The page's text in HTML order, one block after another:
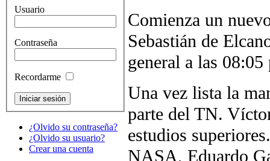
Usuario
Contraseña
Recordarme
¿Olvido su contraseña?
¿Olvido su usuario?
Crear una cuenta
de Elcano" Descripcion del buque.
HISTÓRICOS. ASTILLEROS:
LARRINAGA (CADIZ).... Read
Comienza un
Sebastián de
general a las 08:05
Una vez lista la
parte del TN.
estudios
NASA, Eduardo